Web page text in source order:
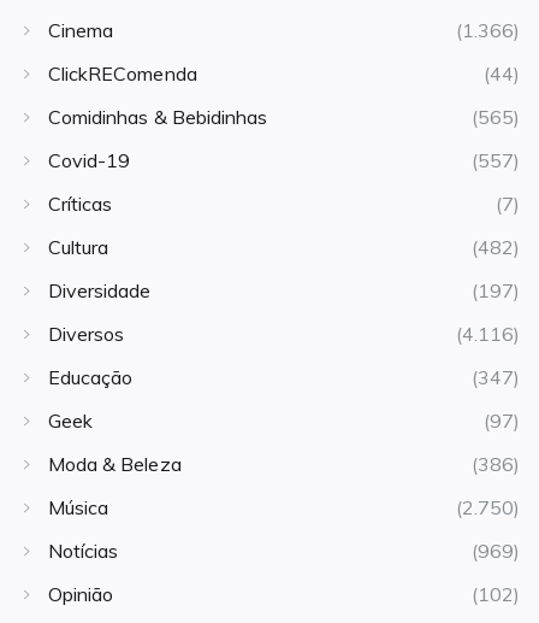
Cinema
(1.366)
ClickREComenda
(44)
Comidinhas & Bebidinhas
(565)
Covid-19
(557)
Críticas
(7)
Cultura
(482)
Diversidade
(197)
Diversos
(4.116)
Educação
(347)
Geek
(97)
Moda & Beleza
(386)
Música
(2.750)
Notícias
(969)
Opinião
(102)